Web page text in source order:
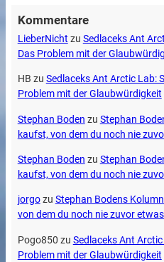
Kommentare
LieberNicht zu Sedlaceks Ant
Das Problem mit der
HB zu Sedlaceks Ant Arctic Lab:
Problem mit der Glaubwürdigkeit
Stephan Boden zu Stephan
kaufst, von dem du noch nie
Stephan Boden zu Stephan
kaufst, von dem du noch nie
jorgozu Stephan Bodens
von dem du noch nie zuvor
Pogo850 zu Sedlaceks Ant
Problem mit der Glaubwürdigkeit